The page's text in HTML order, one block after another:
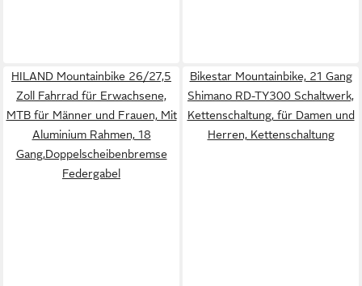
HILAND Mountainbike 26/27,5
Zoll Fahrrad für Erwachsene,
MTB für Männer und Frauen, Mit
Aluminium Rahmen, 18
Gang,Doppelscheibenbremse
Federgabel
Bikestar Mountainbike, 21 Gang
Shimano RD-TY300 Schaltwerk,
Kettenschaltung, für Damen und
Herren, Kettenschaltung